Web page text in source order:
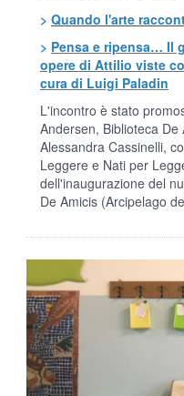
> Quando l'arte
> Pensa e ripensa… Il
opere di Attilio viste
cura di Luigi Paladin
L'incontro è stato
Andersen, Biblioteca
Alessandra Cassinelli,
Leggere e Nati per
dell'inaugurazione del
De Amicis (Arcipelago